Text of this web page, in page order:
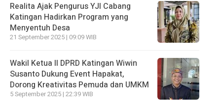
Realita Ajak Pengurus YJI Cabang
Katingan Hadirkan Program yang
Menyentuh Desa
21 September 2025 | 09:09 WIB
Wakil Ketua II DPRD Katingan Wiwin
Susanto Dukung Event Hapakat,
Dorong Kreativitas Pemuda dan UMKM
5 September 2025 | 22:39 WIB